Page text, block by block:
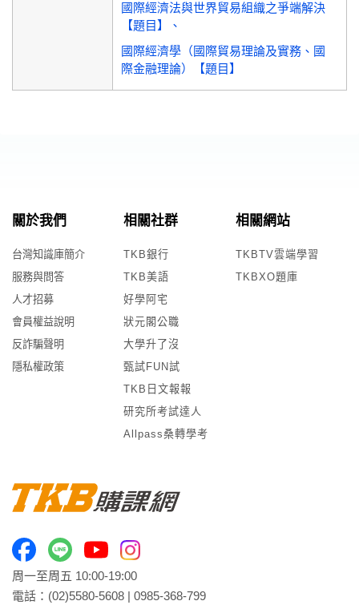
國際經濟法與世界貿易組織之爭端解決
【題目】
國際經濟學（國際貿易理論及實務、國
際金融理論）【題目】
周一至周五 10:00-19:00
電話： (02)5580-5608 | 0985-368-799
關於我們
台灣知識庫簡介
服務與問答
人才招募
會員權益說明
反詐騙聲明
隱私權政策
相關社群
TKB銀行
TKB美語
好學阿宅
狀元閣公職
大學升了沒
甄試FUN試
TKB日文報報
研究所考試達人
Allpass桑轉學考
相關網站
TKBTV雲端學習
TKBXO題庫